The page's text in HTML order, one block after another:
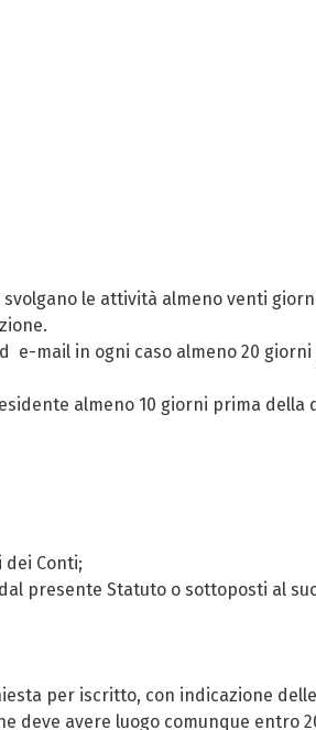
le attività almeno venti
e-mail in ogni caso almeno 20
almeno 10 giorni prima della
dei Conti;
presente Statuto o sottoposti al
per iscritto, con indicazione
deve avere luogo comunque entro